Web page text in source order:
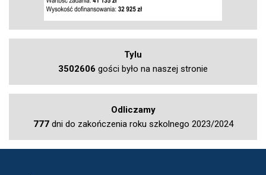
Tylu
3502606 gości było na naszej stronie
Odliczamy
777dni do zakończenia roku szkolnego 2023/2024